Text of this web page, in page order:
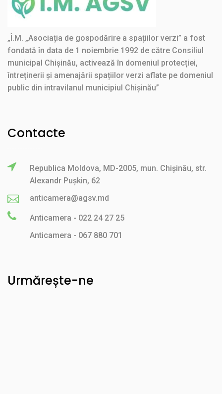
„Î.M. „Asociația de gospodărire a spațiilor verzi” a fost
fondată în data de 1 noiembrie 1992 de către Consiliul
municipal Chișinău, activează în domeniul protecției,
întreținerii și amenajării spațiilor verzi aflate pe domeniul
public din intravilanul municipiul Chișinău”
Contacte
Republica Moldova, MD-2005, mun. Chișinău, str.
Alexandr Pușkin, 62
anticamera@agsv.md
Anticamera - 022 24 27 25
Anticamera - 067 880 701
Urmărește-ne